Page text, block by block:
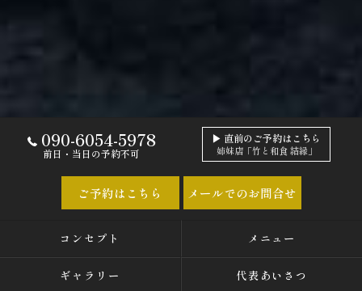
090-6054-5978
前日・当日の予約不可
▶ 直前のご予約はこちら
姉妹店「竹と和食 結縁」
ご予約はこちら メールでのお問合せ
コンセプト メニュー
ギャラリー 代表あいさつ